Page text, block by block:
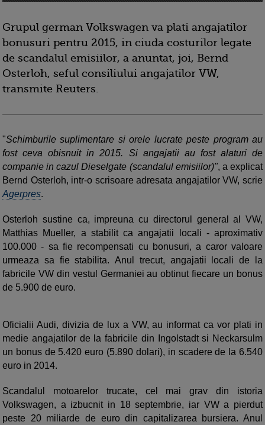
Grupul german Volkswagen va plati angajatilor
bonusuri pentru 2015, in ciuda costurilor legate
de scandalul emisiilor, a anuntat, joi, Bernd
Osterloh, seful consiliului angajatilor VW,
transmite Reuters.
"Schimburile suplimentare si orele lucrate peste program au
fost ceva obisnuit in 2015. Si angajatii au fost alaturi de
companie in cazul Dieselgate (scandalul emisiilor)", a explicat
Bernd Osterloh, intr-o scrisoare adresata angajatilor VW, scrie
Agerpres.
Osterloh sustine ca, impreuna cu directorul general al VW,
Matthias Mueller, a stabilit ca angajatii locali - aproximativ
100.000 - sa fie recompensati cu bonusuri, a caror valoare
urmeaza sa fie stabilita. Anul trecut, angajatii locali de la
fabricile VW din vestul Germaniei au obtinut fiecare un bonus
de 5.900 de euro.
Oficialii Audi, divizia de lux a VW, au informat ca vor plati in
medie angajatilor de la fabricile din Ingolstadt si Neckarsulm
un bonus de 5.420 euro (5.890 dolari), in scadere de la 6.540
euro in 2014.
Scandalul motoarelor trucate, cel mai grav din istoria
Volkswagen, a izbucnit in 18 septembrie, iar VW a pierdut
peste 20 miliarde de euro din capitalizarea bursiera. Anul